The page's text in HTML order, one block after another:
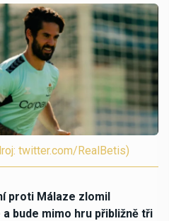
twitter.com/RealBetis)
proti Málaze zlomil
bude mimo hru přibližně tři